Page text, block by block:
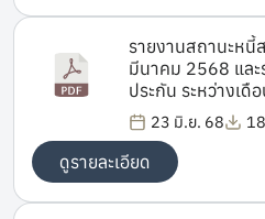
รายงานสถานะห
มีนาคม 2568 และ
ประกัน ระหว่างเ
มีนาคม 2568
23 มิ.ย. 68
ดูรายละเอียด